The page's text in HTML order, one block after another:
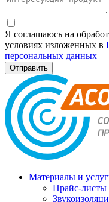
Я соглашаюсь на
условиях изложенных в
персональных данных
Материалы и
Прайс-листы